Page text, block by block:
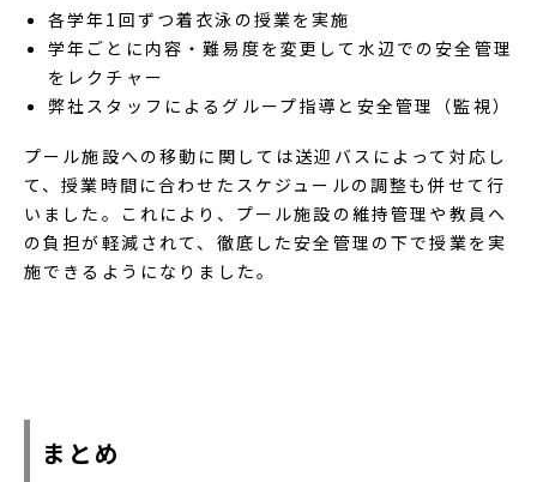
各学年1回ずつ着衣泳の授業を実施
学年ごとに内容・難易度を変更して水辺での安全管理
をレクチャー
弊社スタッフによるグループ指導と安全管理（監視）
プール施設への移動に関しては送迎バスによって対応し
て、授業時間に合わせたスケジュールの調整も併せて行
いました。これにより、プール施設の維持管理や教員へ
の負担が軽減されて、徹底した安全管理の下で授業を実
施できるようになりました。
まとめ